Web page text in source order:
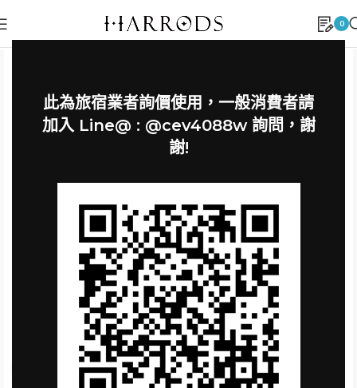
此為旅宿業者詢價使用，一般消費者請
加入 Line@ : @cev4088w 詢問，謝
謝!
0
Click to enlarge